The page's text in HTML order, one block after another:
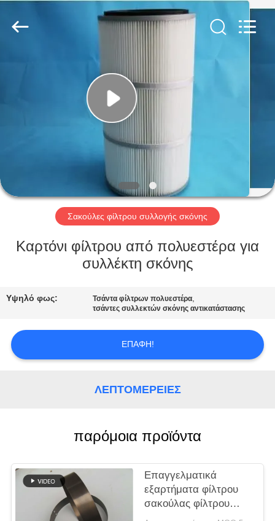
ΠΡΟΪΌΝΤΑ
ΕΜΆΣ
ΓΎΡΟΣ
ΕΡΓΟΣΤΑΣΊΩΝ
ΈΛΕΓΧΟΣ
ΜΑΣ
ΕΛΆΤΕ
ΕΙΔΉΣΕΙΣ
ΖΗΤΉΣΤΕ
Anhui
Technology
Co.,Ltd..
Σακούλες φίλτρου συλλογής σκόνης
Καρτόνι φίλτρου από πολυεστέρα για
συλλέκτη σκόνης
Υψηλό φως: Τσάντα φίλτρων πολυεστέρα,
τσάντες συλλεκτών σκόνης αντικατάστασης
ΕΠΑΦΉ!
ΛΕΠΤΟΜΈΡΕΙΕΣ
παρόμοια προϊόντα
Επαγγελματικά
εξαρτήματα φίλτρου
σακούλας φίλτρου
Snap Band